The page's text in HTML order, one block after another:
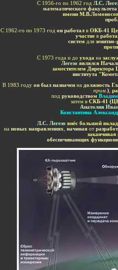
С 1956-го по 1962 год Л.С.
математического
имени
С 1962-го по 1973 год он работал в ОКБ-41
участие в
систем для
С 1973 года и до ухода на
Легезо являлся
заместителем Директора
института
В 1983 году он был назначен на должность
прим. ),
под руководством
затем в СКБ-41 (
Анатолия
Константина
Л.С. Легезо внёс большой вклад
на новых направлениях начинаяот
заканчивая
обеспечивающих